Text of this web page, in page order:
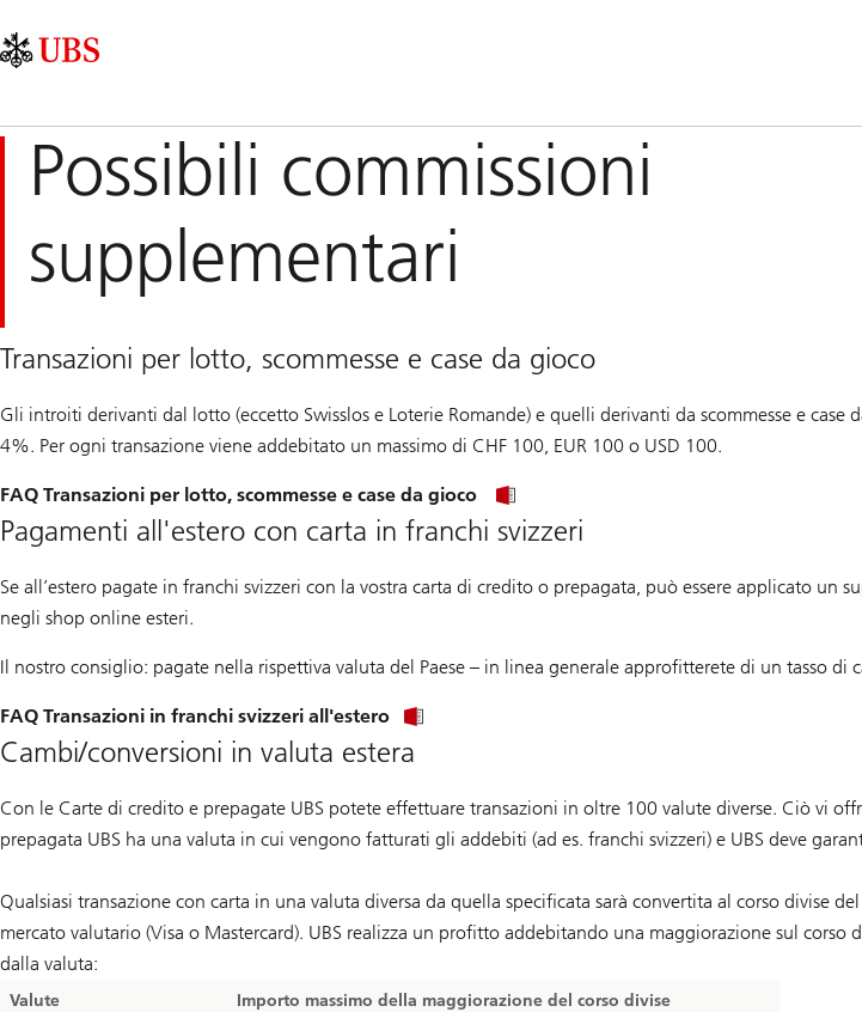
Area
principale
Possibili commissioni
supplementari
Transazioni per lotto, scommesse e case da gioco
Gli introiti derivanti dal lotto (eccetto Swisslos e Loterie Romande) e quelli derivanti da scommesse e
4%. Per ogni transazione viene addebitato un massimo di CHF 100, EUR 100 o USD 100.
FAQ Transazioni per lotto, scommesse e case da gioco
Pagamenti all'estero con carta in franchi svizzeri
Se all’estero pagate in franchi svizzeri con la vostra carta di credito o prepagata, può essere applicato
negli shop online esteri.
Il nostro consiglio: pagate nella rispettiva valuta del Paese – in linea generale approfitterete di un tasso di
FAQ Transazioni in franchi svizzeri all'estero
Cambi/conversioni in valuta estera
Con le Carte di credito e prepagate UBS potete effettuare transazioni in oltre 100 valute diverse. Ciò vi
prepagata UBS ha una valuta in cui vengono fatturati gli addebiti (ad es. franchi svizzeri) e UBS deve
Qualsiasi transazione con carta in una valuta diversa da quella specificata sarà convertita al corso divise
mercato valutario (Visa o Mastercard). UBS realizza un profitto addebitando una maggiorazione sul
dalla valuta:
Valute Importo massimo della maggiorazione del corso divise